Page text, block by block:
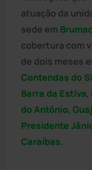
atuação da
sede em
cobertura com
de dois meses
Contendas do
Barra da Estiva,
do Antônio,
Presidente
Caraíbas.